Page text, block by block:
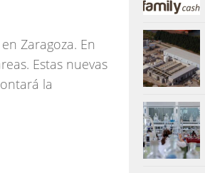
Zaragoza. En
Estas nuevas
la